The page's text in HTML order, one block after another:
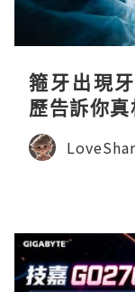
箍牙出現
歷告訴你真